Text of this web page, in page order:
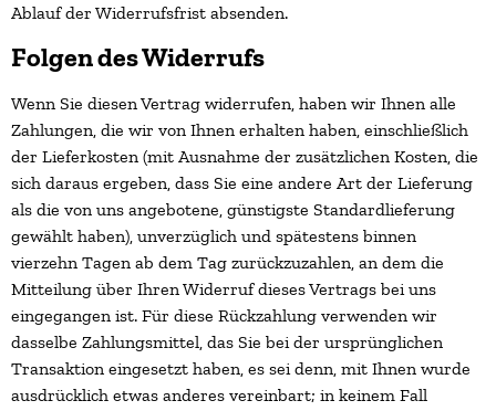
Ablauf der Widerrufsfrist absenden.
Folgen des Widerrufs
Wenn Sie diesen Vertrag widerrufen, haben wir Ihnen alle
Zahlungen, die wir von Ihnen erhalten haben, einschließlich
der Lieferkosten (mit Ausnahme der zusätzlichen Kosten, die
sich daraus ergeben, dass Sie eine andere Art der Lieferung
als die von uns angebotene, günstigste Standardlieferung
gewählt haben), unverzüglich und spätestens binnen
vierzehn Tagen ab dem Tag zurückzuzahlen, an dem die
Mitteilung über Ihren Widerruf dieses Vertrags bei uns
eingegangen ist. Für diese Rückzahlung verwenden wir
dasselbe Zahlungsmittel, das Sie bei der ursprünglichen
Transaktion eingesetzt haben, es sei denn, mit Ihnen wurde
ausdrücklich etwas anderes vereinbart; in keinem Fall